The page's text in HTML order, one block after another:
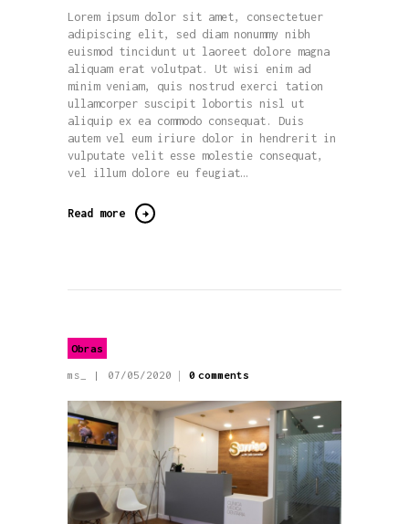
Lorem ipsum dolor sit amet, consectetuer
adipiscing elit, sed diam nonummy nibh
euismod tincidunt ut laoreet dolore magna
aliquam erat volutpat. Ut wisi enim ad
minim veniam, quis nostrud exerci tation
ullamcorper suscipit lobortis nisl ut
aliquip ex ea commodo consequat. Duis
autem vel eum iriure dolor in hendrerit in
vulputate velit esse molestie consequat,
vel illum dolore eu feugiat…
Read more
Obras
ms_ 07/05/2020 0 comments